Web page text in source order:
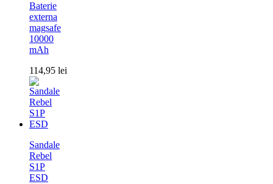
Baterie
externa
magsafe
10000
mAh
114,95 lei
Sandale
Rebel
S1P
ESD